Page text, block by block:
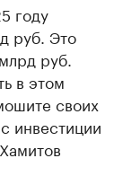
году
руб. Это
руб.
в этом
своих
инвестиции